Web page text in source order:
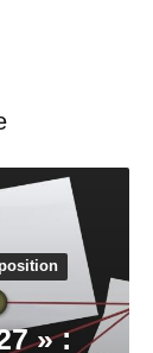
» :